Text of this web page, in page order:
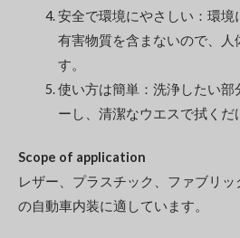
安全で環境にやさしい：環境
有害物質を含まないので、
す。
使い方は簡単：洗浄したい部
ーし、清潔なウエスで拭くだ
Scope of application
レザー、プラスチック、ファブリ
の自動車内装に適しています。